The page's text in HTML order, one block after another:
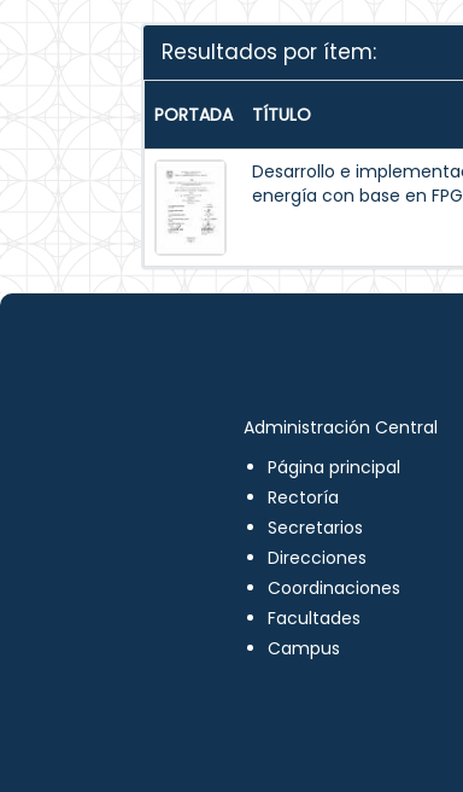
Resultados por ítem:
PORTADA TÍTULO
Desarrollo e
energía con base en
Administración Central
Página principal
Rectoría
Secretarios
Direcciones
Coordinaciones
Facultades
Campus